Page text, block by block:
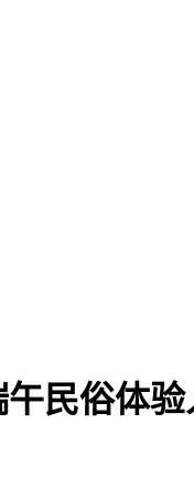
民俗体